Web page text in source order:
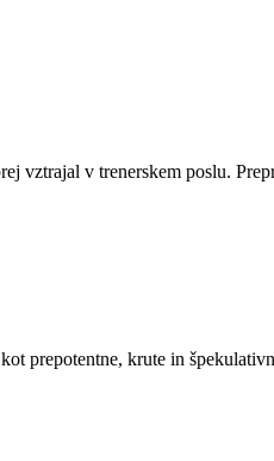
vztrajal v trenerskem poslu.
prepotentne, krute in